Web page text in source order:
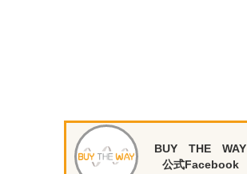
BUY THE WAY
公式Facebook